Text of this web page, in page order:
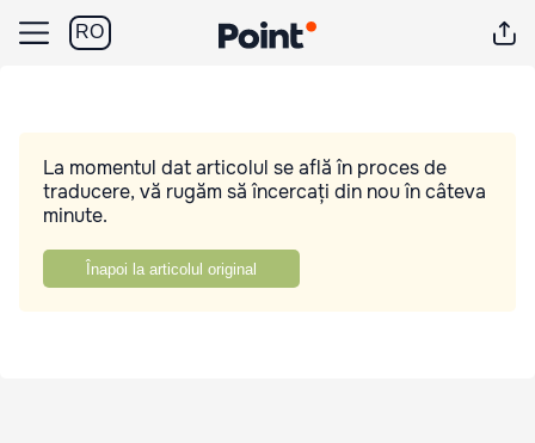
RO
La momentul dat articolul se află în proces de
traducere, vă rugăm să încercați din nou în câteva
minute.
Înapoi la articolul original